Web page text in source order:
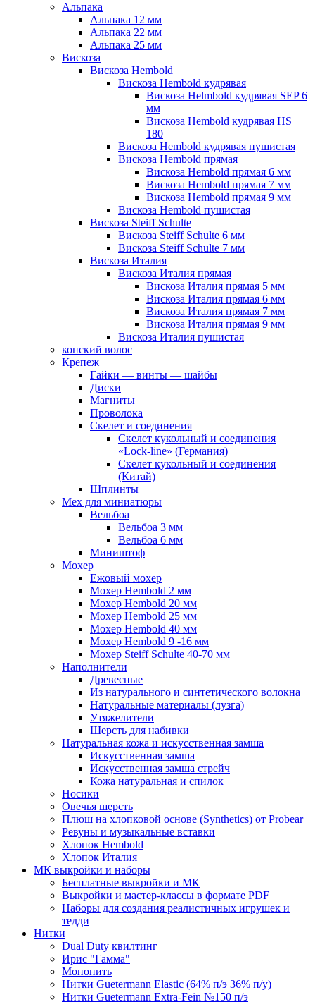
Альпака
Альпака 12 мм
Альпака 22 мм
Альпака 25 мм
Вискоза
Вискоза Hembold
Вискоза Hembold кудрявая
Вискоза Helmbold кудрявая SEP 6
мм
Вискоза Hembold кудрявая HS
180
Вискоза Hembold кудрявая пушистая
Вискоза Hembold прямая
Вискоза Hembold прямая 6 мм
Вискоза Hembold прямая 7 мм
Вискоза Hembold прямая 9 мм
Вискоза Hembold пушистая
Вискоза Steiff Schulte
Вискоза Steiff Schulte 6 мм
Вискоза Steiff Schulte 7 мм
Вискоза Италия
Вискоза Италия прямая
Вискоза Италия прямая 5 мм
Вискоза Италия прямая 6 мм
Вискоза Италия прямая 7 мм
Вискоза Италия прямая 9 мм
Вискоза Италия пушистая
конский волос
Крепеж
Гайки — винты — шайбы
Диски
Магниты
Проволока
Скелет и соединения
Скелет кукольный и соединения
«Lock-line» (Германия)
Скелет кукольный и соединения
(Китай)
Шплинты
Мех для миниатюры
Вельбоа
Вельбоа 3 мм
Вельбоа 6 мм
Миништоф
Мохер
Ежовый мохер
Мохер Hembold 2 мм
Мохер Hembold 20 мм
Мохер Hembold 25 мм
Мохер Hembold 40 мм
Мохер Hembold 9 -16 мм
Мохер Steiff Schulte 40-70 мм
Наполнители
Древесные
Из натурального и синтетического волокна
Натуральные материалы (лузга)
Утяжелители
Шерсть для набивки
Натуральная кожа и искусственная замша
Искусственная замша
Искусственная замша стрейч
Кожа натуральная и спилок
Носики
Овечья шерсть
Плюш на хлопковой основе (Synthetics) от Probear
Ревуны и музыкальные вставки
Хлопок Hembold
Хлопок Италия
МК выкройки и наборы
Бесплатные выкройки и МК
Выкройки и мастер-классы в формате PDF
Наборы для создания реалистичных игрушек и
тедди
Нитки
Dual Duty квилтинг
Ирис "Гамма"
Мононить
Нитки Guetermann Elastic (64% п/э 36% п/у)
Нитки Guetermann Extra-Fein №150 п/э